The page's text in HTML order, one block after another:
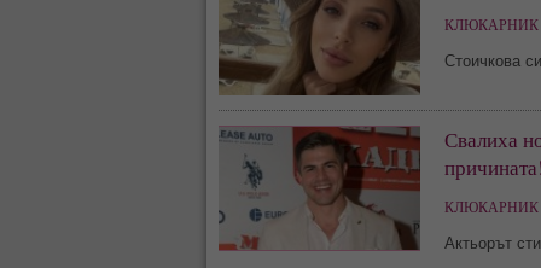
КЛЮКАРНИК
Стоичкова
Свалиха
КЛЮКАРНИК
Актьорът